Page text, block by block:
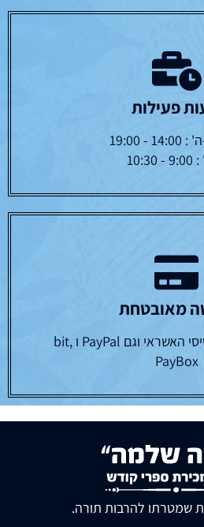
פעילות
19:00
מאובטחת
עובדים עם כל כרטיסי האשראי וגם PayPal ו bit,
PayBox
שמטרתו להרבות תורה.